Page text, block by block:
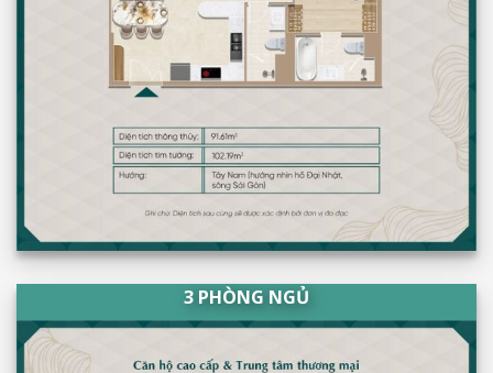
3 PHÒNG NGỦ